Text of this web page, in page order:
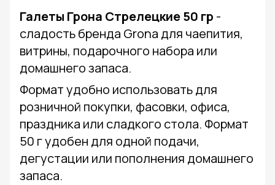
Галеты Грона Стрелецкие 50 гр -
сладость бренда Grona для чаепития,
витрины, подарочного набора или
домашнего запаса.
Формат удобно использовать для
розничной покупки, фасовки, офиса,
праздника или сладкого стола. Формат
50 г удобен для одной подачи,
дегустации или пополнения домашнего
запаса.